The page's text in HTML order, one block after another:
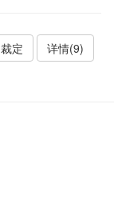
裁定 详情(9)